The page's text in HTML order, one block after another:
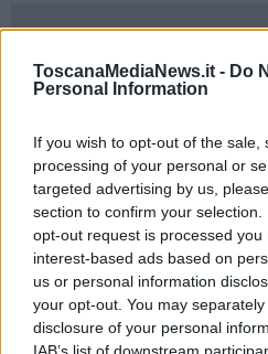
ToscanaMediaNews.it - Do
Personal Information
If you wish to opt-out of the
processing of your personal or
targeted advertising by us,
section to confirm your
opt-out request is processed you
interest-based ads based on
us or personal information
your opt-out. You may
disclosure of your personal
fiorentina, caduta dalla cresta del
sottostante Canal Cambron.
Una squadra di tecnici del soccorso
recuperare -calandolo a valle
compagno che si trovava assieme
soccorsa dall’elisoccorso regionale
campo base a Gorfigliano, ha
elisoccorso.